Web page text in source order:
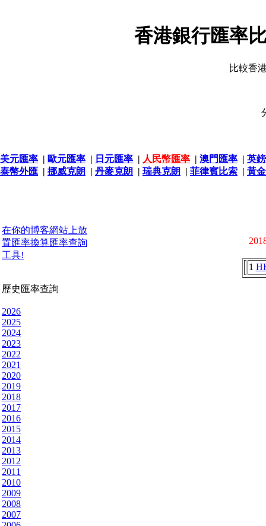
香港銀行匯率
比較香
美元匯率 | 歐元匯率 | 日元匯率 | 人民幣匯率 | 澳門匯率 | 英
泰幣外匯 | 挪威克朗 | 丹麥克朗 | 瑞典克朗 | 菲律賓比索 | 黃
在你的博客網站上放
置匯率換算匯率查詢
工具!
歷史匯率查詢
2026
2025
2024
2023
2022
2021
2020
2019
2018
2017
2016
2015
2014
2013
2012
2011
2010
2009
2008
2007
1